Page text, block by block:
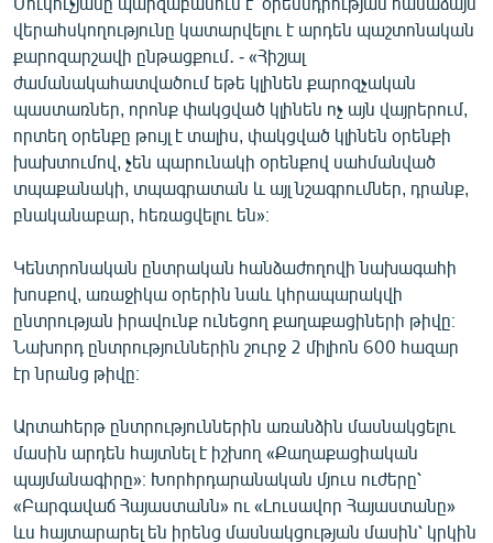
վերահսկողությունը կատարվելու է արդեն պաշտոնական
քարոզարշավի ընթացքում․ - «Հիշյալ
ժամանակահատվածում եթե կլինեն քարոզչական
պաստառներ, որոնք փակցված կլինեն ոչ այն վայրերում,
որտեղ օրենքը թույլ է տալիս, փակցված կլինեն օրենքի
խախտումով, չեն պարունակի օրենքով սահմանված
տպաքանակի, տպագրատան և այլ նշագրումներ, դրանք,
բնականաբար, հեռացվելու են»։
Կենտրոնական ընտրական հանձաժողովի նախագահի
խոսքով, առաջիկա օրերին նաև կհրապարակվի
ընտրության իրավունք ունեցող քաղաքացիների թիվը։
Նախորդ ընտրություններին շուրջ 2 միլիոն 600 հազար
էր նրանց թիվը։
Արտահերթ ընտրություններին առանձին մասնակցելու
մասին արդեն հայտնել է իշխող «Քաղաքացիական
պայմանագիրը»։ Խորհրդարանական մյուս ուժերը՝
«Բարգավաճ Հայաստանն» ու «Լուսավոր Հայաստանը»
ևս հայտարարել են իրենց մասնակցության մասին՝ կրկին